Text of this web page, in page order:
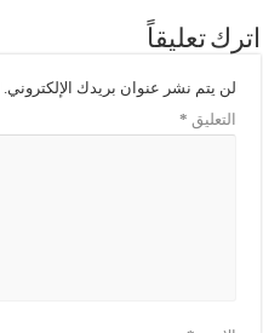
اترك تعليقاً
لن يتم نشر عنوان بريدك الإلكتروني.
التعليق *